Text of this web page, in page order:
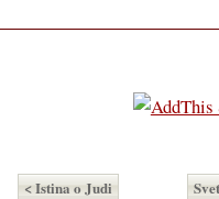
< Istina o Judi